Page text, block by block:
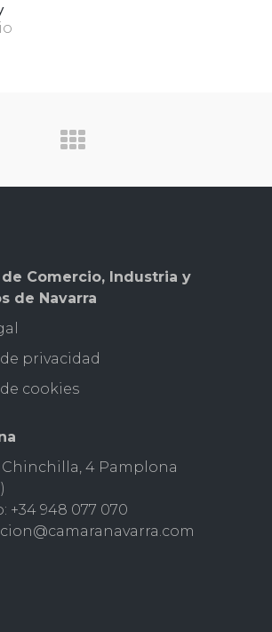
de Comercio, Industria y
de Navarra
privacidad
cookies
Chinchilla, 4 Pamplona
+34 948 077 070